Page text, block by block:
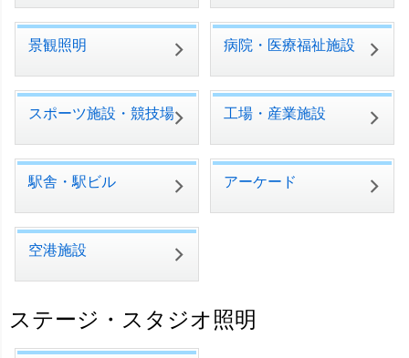
景観照明 病院・医療福祉施設
スポーツ施設・競技場 工場・産業施設
駅舎・駅ビル アーケード
空港施設
ステージ・スタジオ照明